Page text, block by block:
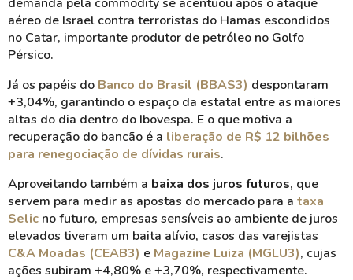
aéreo de Israel contra terroristas do Hamas escondidos
no Catar, importante produtor de petróleo no Golfo
Pérsico.
Já os papéis do Banco do Brasil (BBAS3) despontaram
+3,04%, garantindo o espaço da estatal entre as maiores
altas do dia dentro do Ibovespa. E o que motiva a
recuperação do bancão é a liberação de R$ 12 bilhões
para renegociação de dívidas rurais.
Aproveitando também a baixa dos juros futuros, que
servem para medir as apostas do mercado para a taxa
Selic no futuro, empresas sensíveis ao ambiente de juros
elevados tiveram um baita alívio, casos das varejistas
C&A Moadas (CEAB3) e Magazine Luiza (MGLU3), cujas
ações subiram +4,80% e +3,70%, respectivamente.